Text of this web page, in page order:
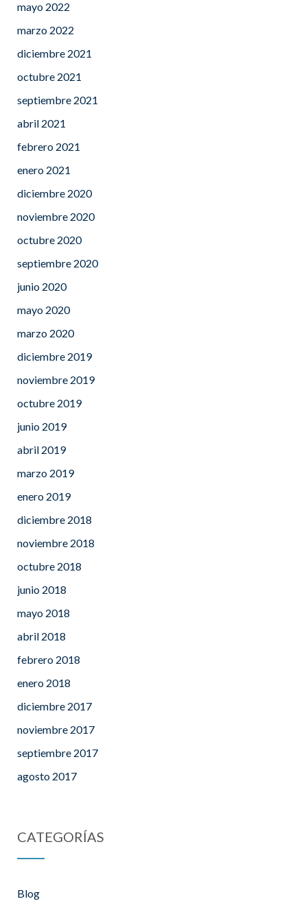
mayo 2022
marzo 2022
diciembre 2021
octubre 2021
septiembre 2021
abril 2021
febrero 2021
enero 2021
diciembre 2020
noviembre 2020
octubre 2020
septiembre 2020
junio 2020
mayo 2020
marzo 2020
diciembre 2019
noviembre 2019
octubre 2019
junio 2019
abril 2019
marzo 2019
enero 2019
diciembre 2018
noviembre 2018
octubre 2018
junio 2018
mayo 2018
abril 2018
febrero 2018
enero 2018
diciembre 2017
noviembre 2017
septiembre 2017
agosto 2017
CATEGORÍAS
Blog